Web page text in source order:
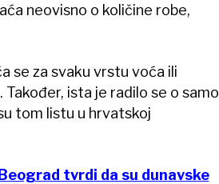
neovisno o količine robe,
se za svaku vrstu voća ili
ista je radilo se o samo
tom listu u hrvatskoj
tvrdi da su dunavske